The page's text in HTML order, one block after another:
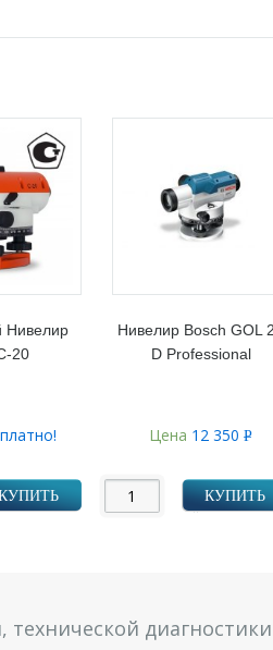
Нивелир
20
Нивелир Bosch GOL
D Professional
Цена 12 350Р
КУПИТЬ
диагностики